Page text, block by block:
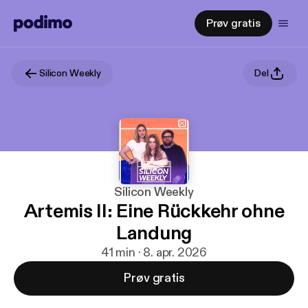
Prøv gratis
Silicon Weekly Del
Silicon Weekly
Artemis II: Eine Rückkehr ohne
Landung
41 min · 8. apr. 2026
Prøv gratis